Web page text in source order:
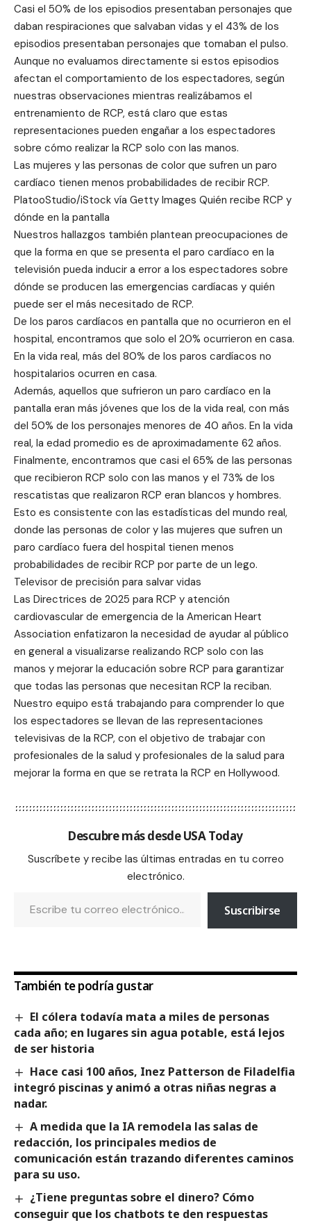
Casi el 50% de los episodios presentaban personajes que
daban respiraciones que salvaban vidas y el 43% de los
episodios presentaban personajes que tomaban el pulso.
Aunque no evaluamos directamente si estos episodios
afectan el comportamiento de los espectadores, según
nuestras observaciones mientras realizábamos el
entrenamiento de RCP, está claro que estas
representaciones pueden engañar a los espectadores
sobre cómo realizar la RCP solo con las manos.
Las mujeres y las personas de color que sufren un paro
cardíaco tienen menos probabilidades de recibir RCP.
PlatooStudio/iStock vía Getty Images Quién recibe RCP y
dónde en la pantalla
Nuestros hallazgos también plantean preocupaciones de
que la forma en que se presenta el paro cardíaco en la
televisión pueda inducir a error a los espectadores sobre
dónde se producen las emergencias cardíacas y quién
puede ser el más necesitado de RCP.
De los paros cardíacos en pantalla que no ocurrieron en el
hospital, encontramos que solo el 20% ocurrieron en casa.
En la vida real, más del 80% de los paros cardíacos no
hospitalarios ocurren en casa.
Además, aquellos que sufrieron un paro cardíaco en la
pantalla eran más jóvenes que los de la vida real, con más
del 50% de los personajes menores de 40 años. En la vida
real, la edad promedio es de aproximadamente 62 años.
Finalmente, encontramos que casi el 65% de las personas
que recibieron RCP solo con las manos y el 73% de los
rescatistas que realizaron RCP eran blancos y hombres.
Esto es consistente con las estadísticas del mundo real,
donde las personas de color y las mujeres que sufren un
paro cardíaco fuera del hospital tienen menos
probabilidades de recibir RCP por parte de un lego.
Televisor de precisión para salvar vidas
Las Directrices de 2025 para RCP y atención
cardiovascular de emergencia de la American Heart
Association enfatizaron la necesidad de ayudar al público
en general a visualizarse realizando RCP solo con las
manos y mejorar la educación sobre RCP para garantizar
que todas las personas que necesitan RCP la reciban.
Nuestro equipo está trabajando para comprender lo que
los espectadores se llevan de las representaciones
televisivas de la RCP, con el objetivo de trabajar con
profesionales de la salud y profesionales de la salud para
mejorar la forma en que se retrata la RCP en Hollywood.
Descubre más desde USA Today
Suscríbete y recibe las últimas entradas en tu correo
electrónico.
Suscribirse
También te podría gustar
El cólera todavía mata a miles de personas
cada año; en lugares sin agua potable, está lejos
de ser historia
Hace casi 100 años, Inez Patterson de Filadelfia
integró piscinas y animó a otras niñas negras a
nadar.
A medida que la IA remodela las salas de
redacción, los principales medios de
comunicación están trazando diferentes caminos
para su uso.
¿Tiene preguntas sobre el dinero? Cómo
conseguir que los chatbots te den respuestas